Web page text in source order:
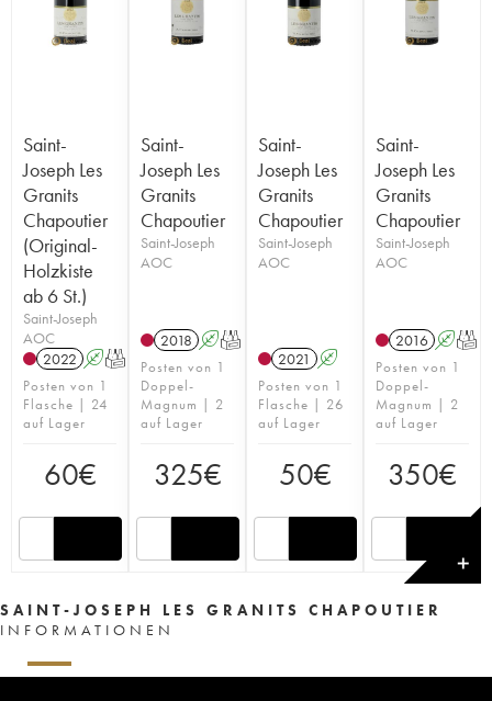
Saint-
Joseph Les
Granits
Chapoutier
(Original-
Holzkiste
ab 6 St.)
Saint-Joseph
AOC
2022 AT
Posten von 1
Flasche | 24
auf Lager
60€
Saint-
Joseph Les
Granits
Chapoutier
Saint-Joseph
AOC
2018 AT
Posten von 1
Doppel-
Magnum | 2
auf Lager
325€
Saint-
Joseph Les
Granits
Chapoutier
Saint-Joseph
AOC
2021 A
Posten von 1
Flasche | 26
auf Lager
50€
Saint-
Joseph Les
Granits
Chapoutier
Saint-Joseph
AOC
2016 AT
Posten von 1
Doppel-
Magnum | 2
auf Lager
350€
✕
SAINT-JOSEPH LES GRANITS CHAPOUTIER
INFORMATIONEN